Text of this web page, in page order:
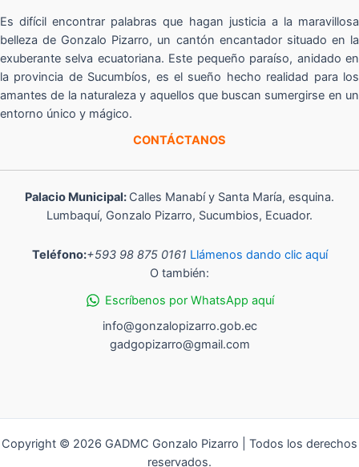
Es difícil encontrar palabras que hagan justicia a la maravillosa
belleza de Gonzalo Pizarro, un cantón encantador situado en la
exuberante selva ecuatoriana. Este pequeño paraíso, anidado en
la provincia de Sucumbíos, es el sueño hecho realidad para los
amantes de la naturaleza y aquellos que buscan sumergirse en un
entorno único y mágico.
CONTÁCTANOS
Palacio Municipal: Calles Manabí y Santa María, esquina.
Lumbaquí, Gonzalo Pizarro, Sucumbios, Ecuador.
Teléfono:+593 98 875 0161 Llámenos dando clic aquí
O también:
Escríbenos por WhatsApp aquí
info@gonzalopizarro.gob.ec
gadgopizarro@gmail.com
Copyright © 2026 GADMC Gonzalo Pizarro | Todos los derechos
reservados.